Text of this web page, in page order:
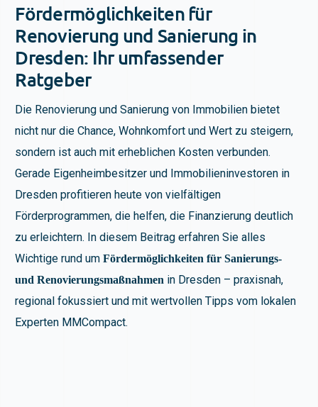
Fördermöglichkeiten für
Renovierung und Sanierung in
Dresden: Ihr umfassender
Ratgeber
Die Renovierung undSanierung von Immobilien bietet
nicht nur die Chance, Wohnkomfort und Wert zu steigern,
sondern ist auch mit erheblichen Kosten verbunden.
Gerade Eigenheimbesitzer und Immobilieninvestoren in
Dresden profitieren heute von vielfältigen
Förderprogrammen, die helfen, die Finanzierung deutlich
zu erleichtern. In diesem Beitrag erfahren Sie alles
Wichtige rund umFördermöglichkeiten für Sanierungs-
und Renovierungsmaßnahmen in Dresden – praxisnah,
regional fokussiert und mit wertvollen Tipps vom lokalen
Experten MMCompact.